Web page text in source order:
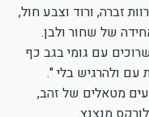
זברה, ורוד וצבע חול,
של שחור ולבן.
עם גומי בגב כף
עם ולהרגיש בלי ".
מטאלים של זהב,